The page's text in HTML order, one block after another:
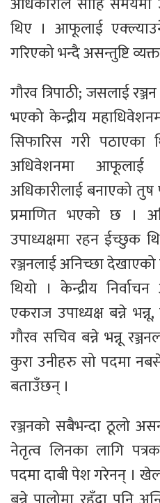
थिए । आफूलाई
गरिएको भन्दै असन्तुष्टि
गौरव त्रिपाठी; जसलाई
भएको केन्द्रीय
सिफारिस गरी
अधिवेशनमा आफूलाई
अधिकारीलाई बनाएको
प्रमाणित भएको छ ।
उपाध्यक्षमा रहन ईच्छुक
रञ्जनलाई अनिच्छा
थियो । केन्द्रीय
एकराज उपाध्यक्ष बन्ने
गौरव सचिव बन्ने भन्नू
कुरा उनीहरु सो पदमा
बताउँछन् ।
रञ्जनको सबैभन्दा ठूलो
नेतृत्व लिनका लागि
पदमा दाबी पेश गरेनन् ।